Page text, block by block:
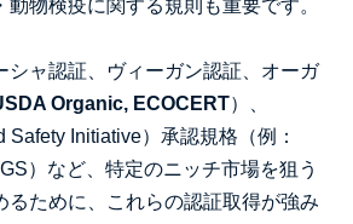
物検疫に関する規則も重要です。
シャ認証、ヴィーガン認証、オーガ
Organic, ECOCERT）、
Safety Initiative）承認規格（例：
）など、特定のニッチ市場を狙う
るために、これらの認証取得が強み